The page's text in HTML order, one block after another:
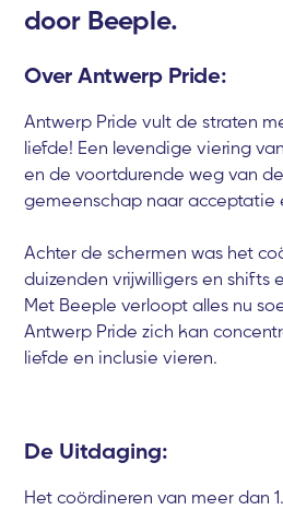
door Beeple.
Over Antwerp Pride:
Antwerp Pride vult de straten
liefde! Een levendige viering
en de voortdurende weg van de
gemeenschap naar acceptatie
Achter de schermen was het
duizenden vrijwilligers en shifts
Met Beeple verloopt alles nu
Antwerp Pride zich kan
liefde en inclusie vieren.
De Uitdaging:
Het coördineren van meer dan